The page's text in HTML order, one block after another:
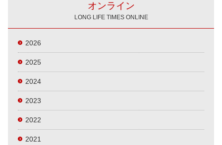
オンライン
LONG LIFE TIMES ONLINE
2026
2025
2024
2023
2022
2021